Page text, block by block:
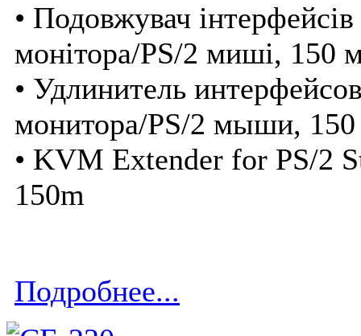
• Подовжувач
монітора/PS/2 миші, 150
• Удлинитель
монитора/PS/2 мыши,
• KVM Extender for PS/2
150m
Подробнее...